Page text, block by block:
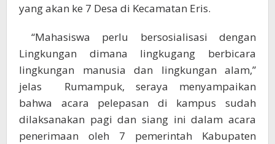
yang akan ke 7 Desa di Kecamatan Eris.
“Mahasiswa perlu bersosialisasi dengan
Lingkungan dimana lingkugang berbicara
lingkungan manusia dan lingkungan alam,”
jelas Rumampuk, seraya menyampaikan
bahwa acara pelepasan di kampus sudah
dilaksanakan pagi dan siang ini dalam acara
penerimaan oleh 7 pemerintah Kabupaten